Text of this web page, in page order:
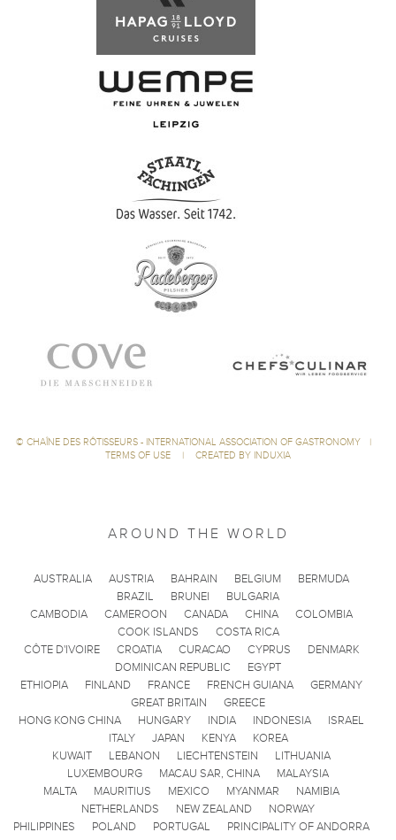
© CHAÎNE DES RÔTISSEURS - INTERNATIONAL ASSOCIATION OF GASTRONOMY
|
TERMS OF USE
| CREATED BY INDUXIA
AROUND THE WORLD
AUSTRALIA AUSTRIA BAHRAIN BELGIUM
BERMUDA
BRAZIL
BRUNEI
BULGARIA
CAMBODIA
CAMEROON CANADA CHINA
COLOMBIA
COOK ISLANDS
COSTA RICA
CÔTE D'IVOIRE
CROATIA CURACAO CYPRUS
DENMARK
DOMINICAN REPUBLIC
EGYPT
ETHIOPIA
FINLAND FRANCE FRENCH GUIANA
GERMANY
GREAT BRITAIN
GREECE
HONG KONG CHINA
HUNGARY INDIA INDONESIA
ISRAEL
ITALY
JAPAN KENYA
KOREA
KUWAIT
LEBANON LIECHTENSTEIN
LITHUANIA
LUXEMBOURG
MACAU SAR, CHINA
MALAYSIA
MALTA
MAURITIUS MEXICO MYANMAR
NAMIBIA
NETHERLANDS
NEW ZEALAND
NORWAY
PHILIPPINES
POLAND PORTUGAL
PRINCIPALITY OF ANDORRA